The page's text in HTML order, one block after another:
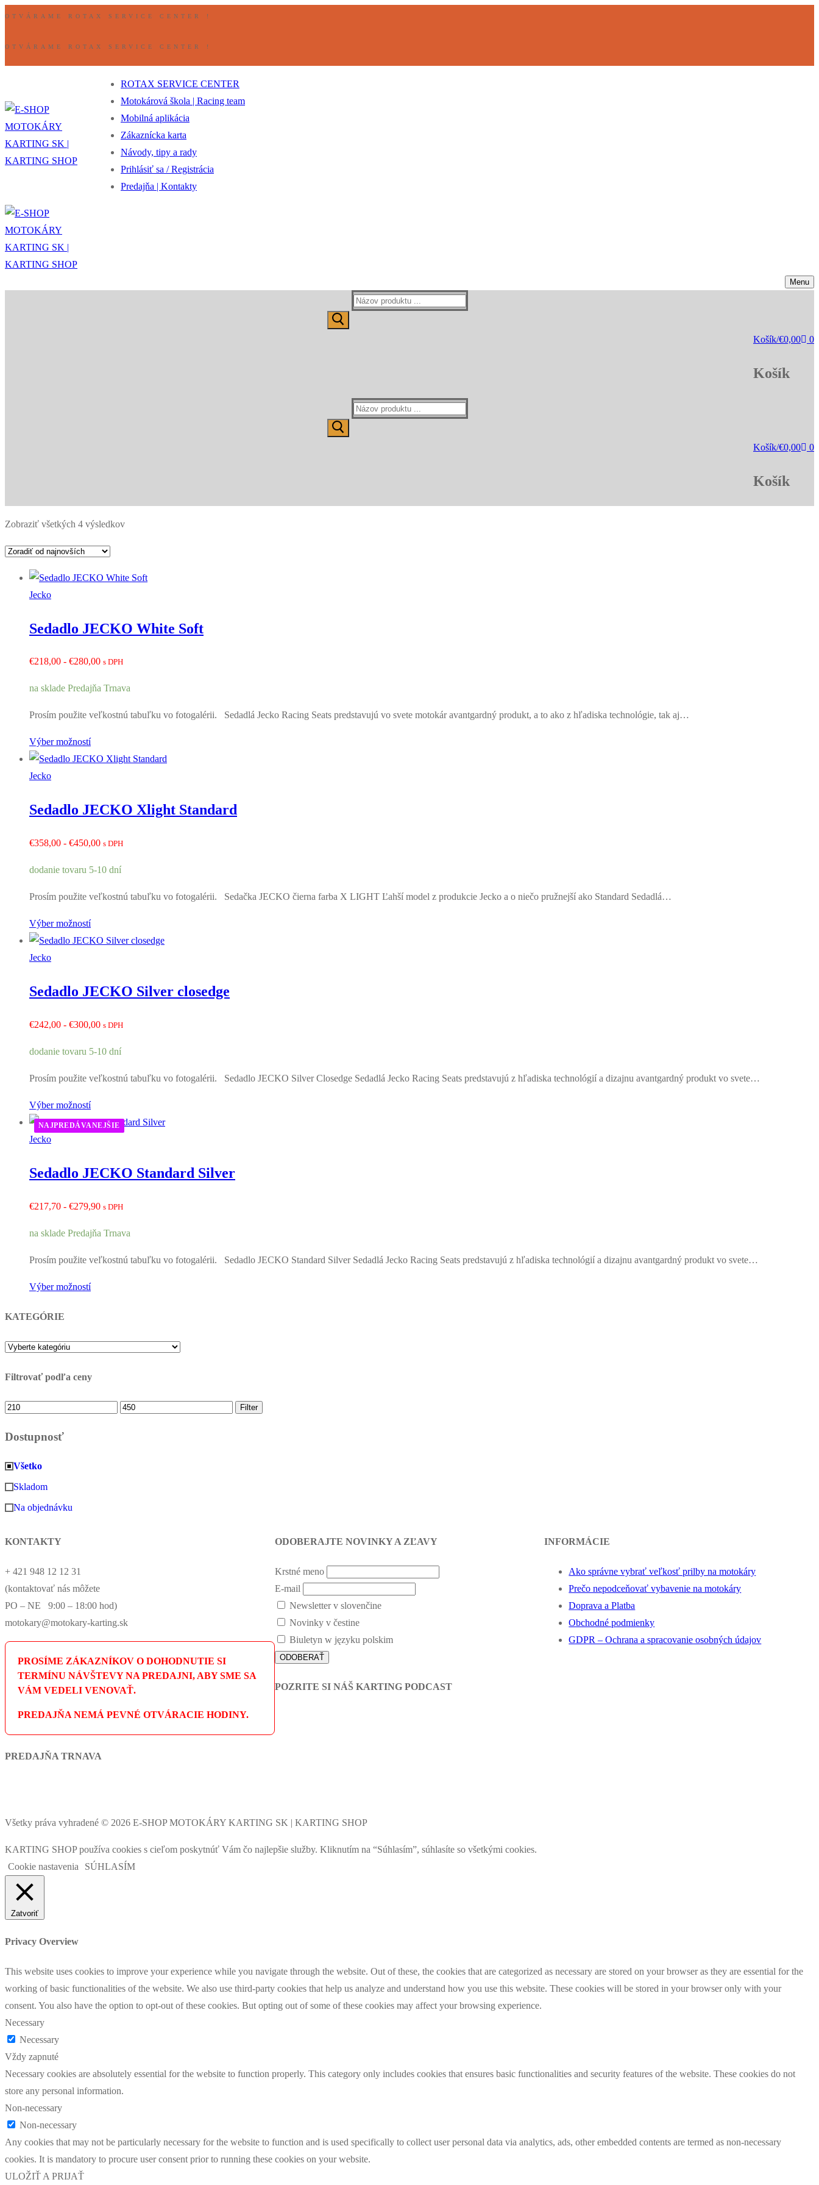
Preskočiť
obsah
Ponuka
Zavrieť
OTVÁRAME ROTAX SERVICE CENTER !
OTVÁRAME ROTAX SERVICE CENTER !
ROTAX SERVICE CENTER
Motokárová škola | Racing team
Mobilná aplikácia
Zákaznícka karta
Návody, tipy a rady
Prihlásiť sa / Registrácia
Predajňa | Kontakty
Menu
Hľadať:
Košík/€0,00 0
Košík
Hľadať:
Košík/€0,00 0
Košík
Zobraziť všetkých 4 výsledkov
Jecko
Sedadlo JECKO White Soft
€218,00 - €280,00Rozpětí
€218,00
až
s DPH
na sklade Predajňa Trnava
Prosím použite veľkostnú tabuľku vo fotogalérii. Sedadlá Jecko Racing Seats predstavujú vo svete motokár avantgardný produkt, a to ako z hľadiska technológie, tak aj…
Výber možností
Jecko
Sedadlo JECKO Xlight Standard
€358,00 - €450,00Rozpětí
€358,00
až
s DPH
dodanie tovaru 5-10 dní
Prosím použite veľkostnú tabuľku vo fotogalérii. Sedačka JECKO čierna farba X LIGHT Ľahší model z produkcie Jecko a o niečo pružnejší ako Standard Sedadlá…
Výber možností
Jecko
Sedadlo JECKO Silver closedge
€242,00 - €300,00Rozpětí
€242,00
až
s DPH
dodanie tovaru 5-10 dní
Prosím použite veľkostnú tabuľku vo fotogalérii. Sedadlo JECKO Silver Closedge Sedadlá Jecko Racing Seats predstavujú z hľadiska technológií a dizajnu avantgardný produkt vo svete…
Výber možností
Jecko
NAJPREDÁVANEJŠIE
Sedadlo JECKO Standard Silver
€217,70 - €279,90Rozpětí
€217,70
až
s DPH
na sklade Predajňa Trnava
Prosím použite veľkostnú tabuľku vo fotogalérii. Sedadlo JECKO Standard Silver Sedadlá Jecko Racing Seats predstavujú z hľadiska technológií a dizajnu avantgardný produkt vo svete…
Výber možností
KATEGÓRIE
Filtrovať podľa ceny
Minimálna
Maximálna
Filter
Dostupnosť
Všetko
Skladom
Na objednávku
KONTAKTY
+ 421 948 12 12 31
(kontaktovať nás môžete
PO – NE 9:00 – 18:00 hod)
motokary@motokary-karting.sk
PROSÍME ZÁKAZNÍKOV O DOHODNUTIE SI
TERMÍNU NÁVŠTEVY NA PREDAJNI, ABY SME SA
VÁM VEDELI VENOVAŤ.
PREDAJŇA NEMÁ PEVNÉ OTVÁRACIE HODINY.
PREDAJŇA TRNAVA
ODOBERAJTE NOVINKY A ZĽAVY
Krstné meno
E-mail
Newsletter v slovenčine
Novinky v čestine
Biuletyn w języku polskim
POZRITE SI NÁŠ KARTING PODCAST
INFORMÁCIE
Ako správne vybrať veľkosť prilby na motokáry
Prečo nepodceňovať vybavenie na motokáry
Doprava a Platba
Obchodné podmienky
GDPR – Ochrana a spracovanie osobných údajov
Všetky práva vyhradené © 2026 E-SHOP MOTOKÁRY KARTING SK | KARTING SHOP
KARTING SHOP používa cookies s cieľom poskytnúť Vám čo najlepšie služby. Kliknutím na “Súhlasím”, súhlasíte so všetkými cookies.
Cookie nastavenia
SÚHLASÍM
Zatvoriť
Privacy Overview
This website uses cookies to improve your experience while you navigate through the website. Out of these, the cookies that are categorized as necessary are stored on your browser as they are essential for the
working of basic functionalities of the website. We also use third-party cookies that help us analyze and understand how you use this website. These cookies will be stored in your browser only with your
consent. You also have the option to opt-out of these cookies. But opting out of some of these cookies may affect your browsing experience.
Necessary
Necessary
Vždy zapnuté
Necessary cookies are absolutely essential for the website to function properly. This category only includes cookies that ensures basic functionalities and security features of the website. These cookies do not
store any personal information.
Non-necessary
Non-necessary
Any cookies that may not be particularly necessary for the website to function and is used specifically to collect user personal data via analytics, ads, other embedded contents are termed as non-necessary
cookies. It is mandatory to procure user consent prior to running these cookies on your website.
ULOŽIŤ A PRIJAŤ